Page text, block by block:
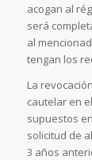
acogan al
será
al
tengan los
La
cautelar en
supuestos
solicitud de
3 años